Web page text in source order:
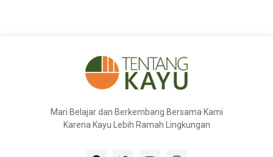
Mari Belajar dan Berkembang Bersama Kami
Karena Kayu Lebih Ramah Lingkungan